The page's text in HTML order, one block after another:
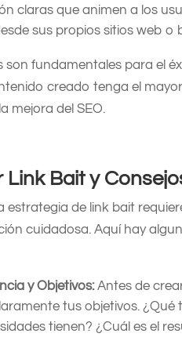
claras que animen a los
sus propios sitios web o
son fundamentales para el
creado tenga el
mejora del SEO.
Link Bait y
estrategia de link bait
cuidadosa. Aquí hay
y Objetivos:Antes de
tus objetivos.
tienen? ¿Cuál es el